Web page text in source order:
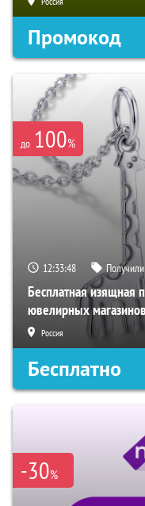
Промокод
до 100%
12:33:47
Бесплатная изящная
ювелирных
Россия
Бесплатно
-30%